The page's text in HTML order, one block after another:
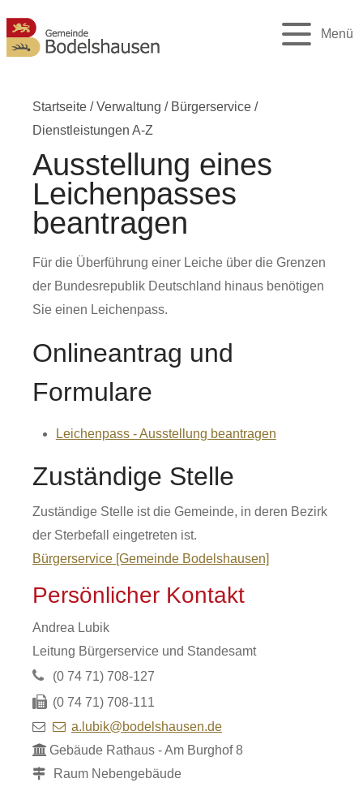
Menü
Startseite /Verwaltung / Bürgerservice /
Dienstleistungen A-Z
Ausstellung eines
Leichenpasses
beantragen
Für die Überführung einer Leiche über die Grenzen
der Bundesrepublik Deutschland hinaus benötigen
Sie einen Leichenpass.
Onlineantrag und
Formulare
Leichenpass - Ausstellung beantragen
Zuständige Stelle
Zuständige Stelle ist die Gemeinde, in deren Bezirk
der Sterbefall eingetreten ist.
Bürgerservice [Gemeinde Bodelshausen]
Persönlicher Kontakt
Andrea Lubik
Leitung Bürgerservice und Standesamt
(0 74 71) 708-127
(0 74 71) 708-111
a.lubik@bodelshausen.de
Gebäude Rathaus - Am Burghof 8
Raum Nebengebäude